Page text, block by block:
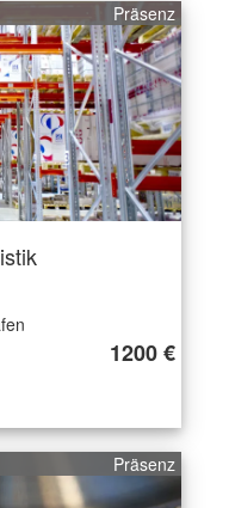
Präsenz
1200 €
Präsenz